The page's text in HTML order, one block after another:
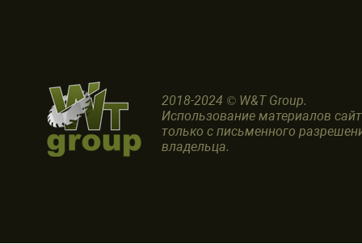
2018-2024 © W&T Group.
Использование материалов
только с письменного
владельца.